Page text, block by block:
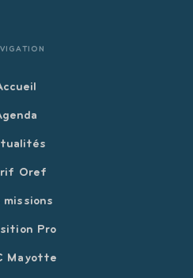
Oref
missions
Pro
Mayotte